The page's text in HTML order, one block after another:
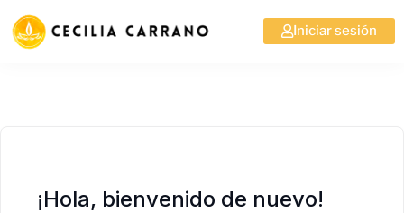
Iniciar sesión
¡Hola, bienvenido de nuevo!